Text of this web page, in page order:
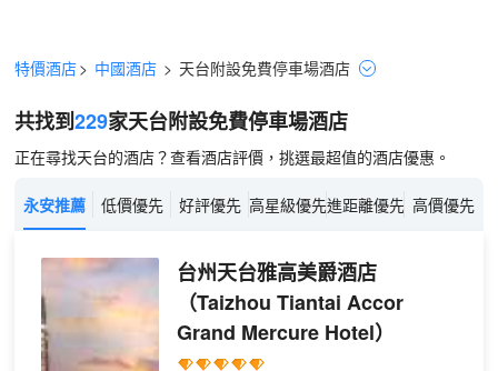
特價酒店> 中國酒店 > 天台附設免費停車場酒店
共找到229家天台附設免費停車場酒店
正在尋找天台的酒店？查看酒店評價，挑選最超值的酒店優惠。
永安推薦 低價優先 好評優先 高星級優先進距離優先 高價優先
台州天台雅高美爵酒店
（Taizhou Tiantai Accor
Grand Mercure Hotel）